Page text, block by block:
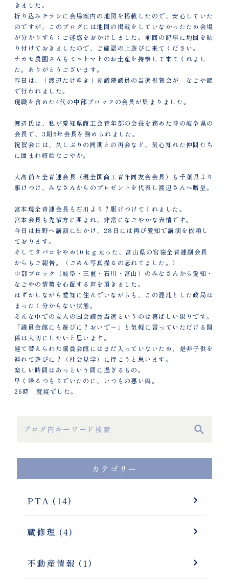
きました。
折り込みチラシに会場案内の地図を掲載したので、安心していた
のですが、このブログには地図の掲載をしていなかったため会場
が分かりずらくご迷惑をおかけしました。前回の記事に地図を貼
り付けておきましたので、ご確認の上遊びに来てください。
ナカセ農園さんも ミニトマトのお土産を持参して来てくれまし
た。ありがとうございます。
昨日は、「渡辺たけゆき」参議院議員の当選祝賀会が なごや錦
で行われました。
現職を含めた4代の中部ブロックの会長が集まりました。
渡辺氏は、私が愛知県商工会青年部の会長を務めた時の岐阜県の
会長で、3期6年会長を務められました。
祝賀会には、久しぶりの同期との再会など、気心知れた仲間たち
に囲まれ終始なごやか。
大高前々全青連会長（現全国商工青年同友会会長）も千葉県より
駆けつけ、みなさんからのプレゼントを代表し渡辺さんへ贈呈。
宮本現全青連会長も石川より？駆けつけてくれました。
宮本会長も先輩方に囲まれ、非常になごやかな表情です。
今日は長野へ講演に出かけ、28日には再び愛知で講演を依頼し
ております。
そしてタバコをやめ10ｋｇ太った、富山県の宮窪全青連副会長
からもご報告。（ごめん写真撮るの忘れてました。）
中部ブロック（岐阜・三重・石川・富山）のみなさんから愛知・
なごやの情勢を心配する声を頂きました。
はずかしながら愛知に住んでいながらも、この混沌とした政局は
まったく分からない状態。
そんな中での友人の国会議員当選というのは喜ばしい限りです。
「議員会館にも遊びに？おいで～」と気軽に言っていただける関
係は大切にしたいと思います。
建て替えられた議員会館にはまだ入っていないため、是非子供を
連れて遊びに？（社会見学）に行こうと思います。
楽しい時間はあっという間に過ぎるもの。
早く帰るつもりでいたのに、いつもの悪い癖。
26時 就寝でした。
カテゴリー
PTA (14)
蔵修理 (4)
不動産情報 (1)